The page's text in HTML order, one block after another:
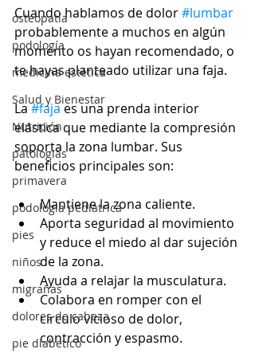
osteopatía
podología
medicina estética
Salud y Bienestar
Nutrición
patologias
primavera
podologia pediatrica
pies
niños
migrañas
dolores de cabeza
pie diabetico
Cuando hablamos de dolor #lumbar
probablemente a muchos en algún
momento os hayan recomendado, o
te hayas planteado utilizar una faja.
La #faja es una prenda interior
elástica que mediante la compresión
soporta la zona lumbar. Sus
beneficios principales son:
Mantiene la zona caliente.
Aporta seguridad al movimiento
y reduce el miedo al dar sujeción
de la zona.
Ayuda a relajar la musculatura.
Colabora en romper con el
círculo vicioso de dolor,
contracción y espasmo.